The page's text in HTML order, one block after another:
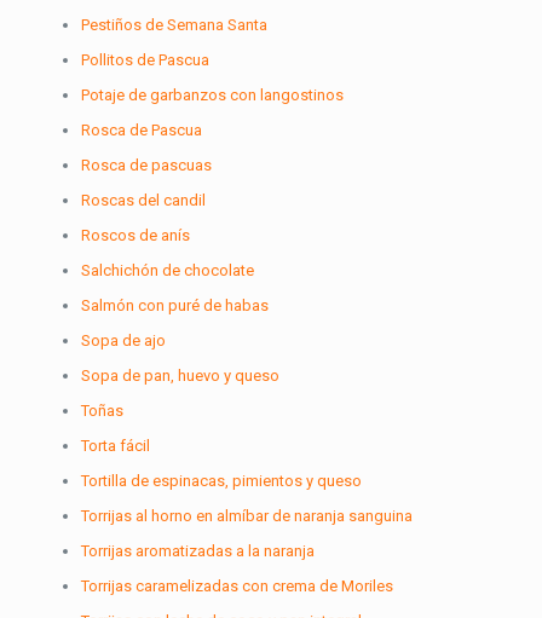
Pestiños de Semana Santa
Pollitos de Pascua
Potaje de garbanzos con langostinos
Rosca de Pascua
Rosca de pascuas
Roscas del candil
Roscos de anís
Salchichón de chocolate
Salmón con puré de habas
Sopa de ajo
Sopa de pan, huevo y queso
Toñas
Torta fácil
Tortilla de espinacas, pimientos y queso
Torrijas al horno en almíbar de naranja sanguina
Torrijas aromatizadas a la naranja
Torrijas caramelizadas con crema de Moriles